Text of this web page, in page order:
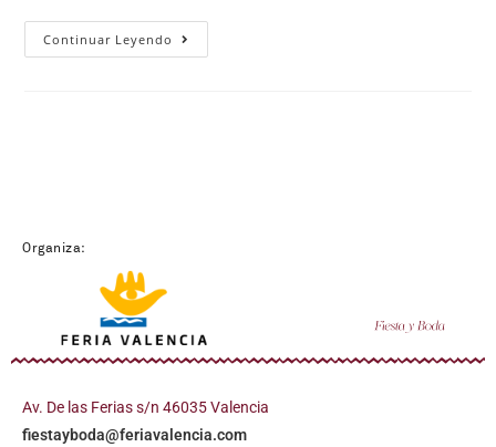
Continuar Leyendo
Organiza:
Av. De las Ferias s/n 46035 Valencia
fiestayboda@feriavalencia.com